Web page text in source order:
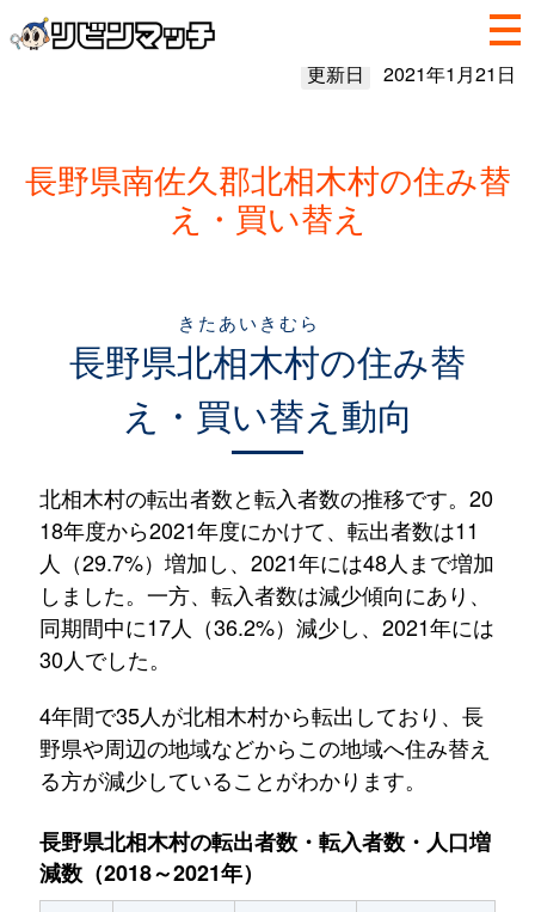
更新日 2021年1月21日
長野県南佐久郡北相木村の住み替
え・買い替え
長野県北相木村
きたあいきむら
の住み替
え・買い替え動向
北相木村の転出者数と転入者数の推移です。20
18年度から2021年度にかけて、転出者数は11
人（29.7%）増加し、2021年には48人まで増加
しました。一方、転入者数は減少傾向にあり、
同期間中に17人（36.2%）減少し、2021年には
30人でした。
4年間で35人が北相木村から転出しており、長
野県や周辺の地域などからこの地域へ住み替え
る方が減少していることがわかります。
長野県北相木村の転出者数・転入者数・人口増
減数（2018～2021年）